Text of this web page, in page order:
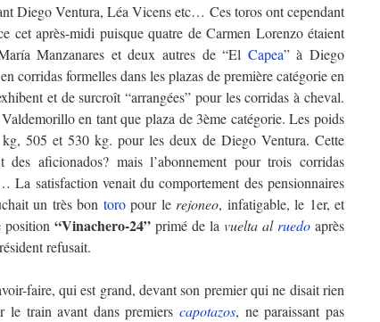
Diego Ventura, Léa Vicens etc… Ces toros ont cependant
cet après-midi puisque quatre de Carmen Lorenzo étaient
Manzanares et deux autres de “El Capea” à Diego
corridas formelles dans les plazas de première catégorie en
et de surcroît “arrangées” pour les corridas à cheval.
en tant que plaza de 3ème catégorie. Les poids
505 et 530 kg. pour les deux de Diego Ventura. Cette
aficionados? mais l’abonnement pour trois corridas
La satisfaction venait du comportement des pensionnaires
un très bon toropour le rejoneo, infatigable, le 1er, et
position “Vinachero-24” primé de la vuelta al ruedo après
refusait.
faire, qui est grand, devant son premier qui ne disait rien
le train avant dans premierscapotazos, ne paraissant pas